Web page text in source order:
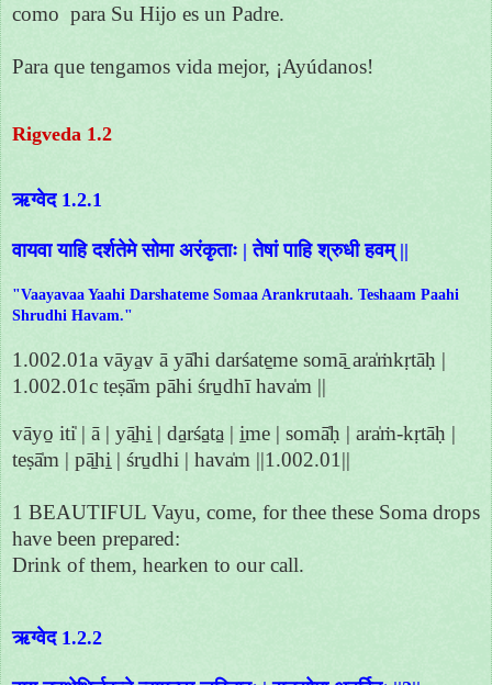
como para Su Hijo es un Padre.
Para que tengamos vida mejor, ¡Ayúdanos!
Rigveda 1.2
ऋग्वेद 1.2.1
वायवा याहि दर्शतेमे सोमा अरंकृताः | तेषां पाहि श्रुधी हवम् ||
"Vaayavaa Yaahi Darshateme Somaa Arankrutaah. Teshaam Paahi
Shrudhi Havam."
1.002.01a vāya̱v ā yā̍hi darśate̱me somā̱ ara̍ṁkṛtāḥ |
1.002.01c teṣā̍m pāhi śru̱dhī hava̍m ||
vāyo̱ iti̍ | ā | yā̱hi̱ | da̱rśa̱ta̱ | i̱me | somā̍ḥ | ara̍ṁ-kṛtāḥ |
teṣā̍m | pā̱hi̱ | śru̱dhi | hava̍m ||1.002.01||
1 BEAUTIFUL Vayu, come, for thee these Soma drops
have been prepared:
Drink of them, hearken to our call.
ऋग्वेद 1.2.2